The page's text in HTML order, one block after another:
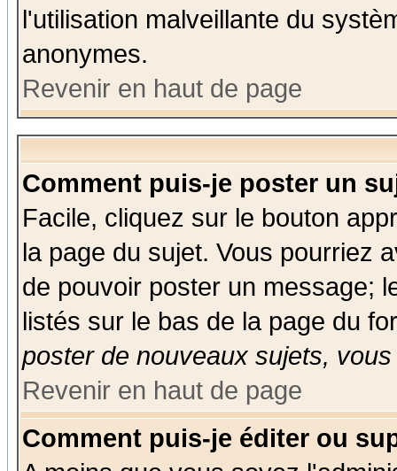
l'utilisation malveillante du
anonymes.
Revenir en haut de page
Comment puis-je poster un
Facile, cliquez sur le bouton
la page du sujet. Vous pourriez
de pouvoir poster un message;
listés sur le bas de la page du
poster de nouveaux sujets,
Revenir en haut de page
Comment puis-je éditer ou